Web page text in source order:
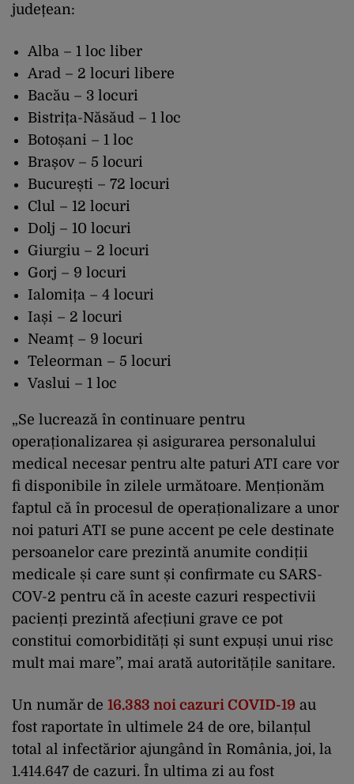
județean:
Alba – 1 loc liber
Arad – 2 locuri libere
Bacău – 3 locuri
Bistrița-Năsăud – 1 loc
Botoșani – 1 loc
Brașov – 5 locuri
București – 72 locuri
Clul – 12 locuri
Dolj – 10 locuri
Giurgiu – 2 locuri
Gorj – 9 locuri
Ialomița – 4 locuri
Iași – 2 locuri
Neamț – 9 locuri
Teleorman – 5 locuri
Vaslui – 1 loc
„Se lucrează în continuare pentru
operaționalizarea și asigurarea personalului
medical necesar pentru alte paturi ATI care vor
fi disponibile în zilele următoare. Menționăm
faptul că în procesul de operaționalizare a unor
noi paturi ATI se pune accent pe cele destinate
persoanelor care prezintă anumite condiții
medicale și care sunt și confirmate cu SARS-
COV-2 pentru că în aceste cazuri respectivii
pacienți prezintă afecțiuni grave ce pot
constitui comorbidități și sunt expuși unui risc
mult mai mare”, mai arată autoritățile sanitare.
Un număr de 16.383 noi cazuri COVID-19 au
fost raportate în ultimele 24 de ore, bilanțul
total al infectărior ajungând în România, joi, la
1.414.647 de cazuri. În ultima zi au fost